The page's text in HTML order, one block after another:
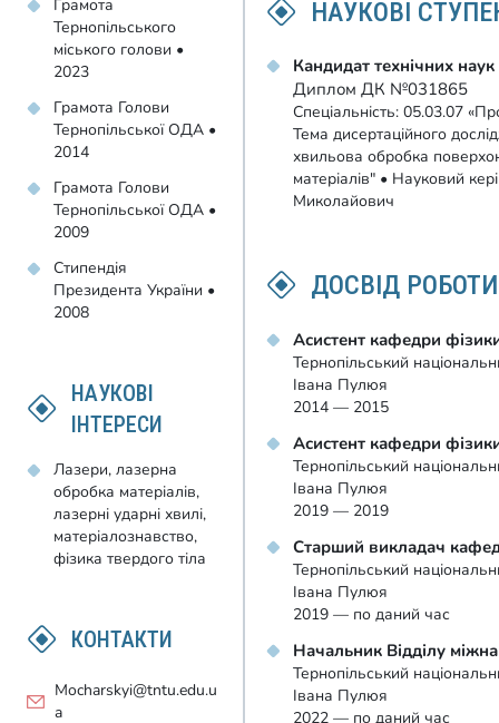
Грамота
Тернопільського
міського голови •
2023
Грамота Голови
Тернопільської ОДА •
2014
Грамота Голови
Тернопільської ОДА •
2009
Стипендія
Президента України •
2008
НАУКОВІ
ІНТЕРЕСИ
Лазери, лазерна
обробка матеріалів,
лазерні ударні хвилі,
матеріалознавство,
фізика твердого тіла
КОНТАКТИ
Mocharskyi@tntu.edu.u
a
НАУКОВІ
Кандидат технічних наук
Диплом ДК №031865
Спеціальність: 05.03.07
Тема дисертаційного
хвильова обробка
матеріалів" • Науковий
Миколайович
ДОСВІД РОБОТИ
Асистент кафедри
Тернопільський
Івана Пулюя
2014 — 2015
Асистент кафедри
Тернопільський
Івана Пулюя
2019 — 2019
Старший викладач
Тернопільський
Івана Пулюя
2019 — по даний час
Начальник Відділу
Тернопільський
Івана Пулюя
2022 — по даний час